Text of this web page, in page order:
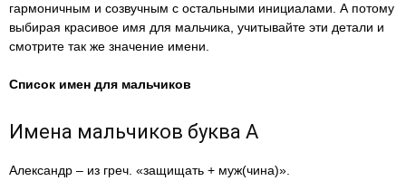
гармоничным и созвучным с остальными инициалами. А потому
выбирая красивое имя для мальчика, учитывайте эти детали и
смотрите так же значение имени.
Список имен для мальчиков
Имена мальчиков буква А
Александр – из греч. «защищать + муж(чина)».